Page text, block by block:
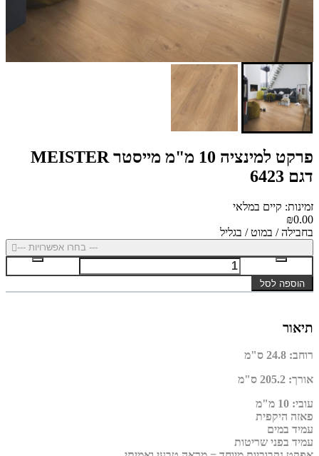
פרקט למינציה 10 מ"מ מייסטר MEISTER
דגם 6423
זמינות: קיים במלאי
₪0.00
בחבילה / במוט / בגליל
--- בחרו אפשרויות ---
הוספה לסל
תיאור
רוחב: 24.8 ס"מ
אורך: 205.2 ס"מ
עובי: 10 מ"מ
פאזה היקפית
עמיד במים
עמיד בפני שריטות